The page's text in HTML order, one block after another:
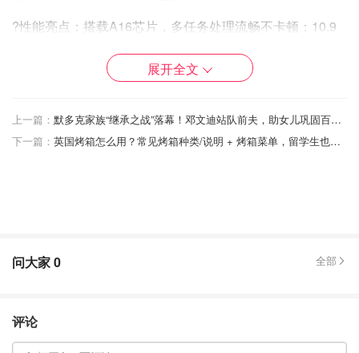
?性能亮点：搭载A16芯片，多任务处理流畅不卡顿；10.9
撑过一整天的课程。【
购买】
展开全文
上一篇：
默多克家族“继承之战”落幕！邓文迪站队前夫，助女儿巩固百亿媒体帝国地位！
下一篇：
英国烤箱怎么用？常见烤箱种类/说明 + 烤箱菜单，留学生也能轻松变大厨！
问大家0 全部
评论